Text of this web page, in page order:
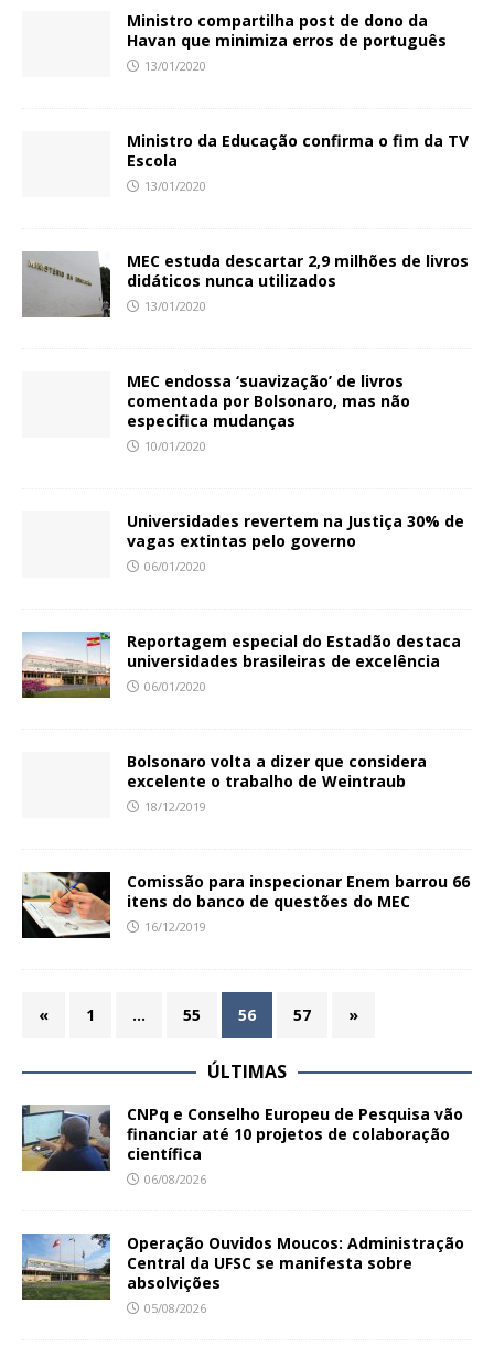
Ministro compartilha post de dono da
Havan que minimiza erros de português
13/01/2020
Ministro da Educação confirma o fim da TV
Escola
13/01/2020
MEC estuda descartar 2,9 milhões de livros
didáticos nunca utilizados
13/01/2020
MEC endossa ‘suavização’ de livros
comentada por Bolsonaro, mas não
especifica mudanças
10/01/2020
Universidades revertem na Justiça 30% de
vagas extintas pelo governo
06/01/2020
Reportagem especial do Estadão destaca
universidades brasileiras de excelência
06/01/2020
Bolsonaro volta a dizer que considera
excelente o trabalho de Weintraub
18/12/2019
Comissão para inspecionar Enem barrou 66
itens do banco de questões do MEC
16/12/2019
« 1 … 55 56 57 »
ÚLTIMAS
CNPq e Conselho Europeu de Pesquisa vão
financiar até 10 projetos de colaboração
científica
06/08/2026
Operação Ouvidos Moucos: Administração
Central da UFSC se manifesta sobre
absolvições
05/08/2026